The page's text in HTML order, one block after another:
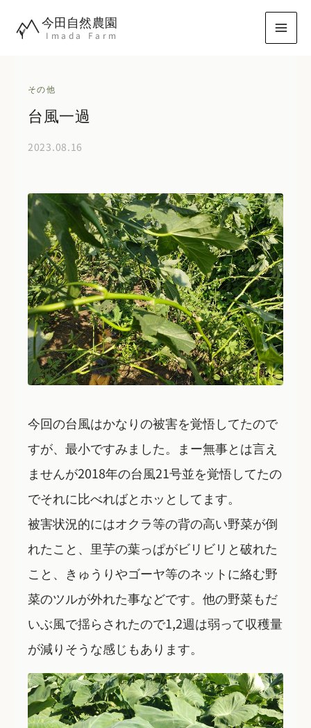
今田自然農園
Imada Farm
その他
台風一過
2023.08.16
今回の台風はかなりの被害を覚悟してたので
すが、最小ですみました。まー無事とは言え
ませんが2018年の台風21号並を覚悟してたの
でそれに比べればとホッとしてます。
被害状況的にはオクラ等の背の高い野菜が倒
れたこと、里芋の葉っぱがビリビリと破れた
こと、きゅうりやゴーヤ等のネットに絡む野
菜のツルが外れた事などです。他の野菜もだ
いぶ風で揺らされたので1,2週は弱って収穫量
が減りそうな感じもあります。